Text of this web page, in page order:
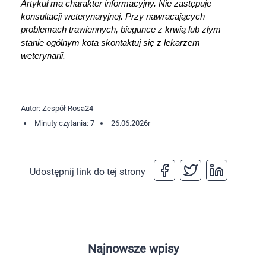
Artykuł ma charakter informacyjny. Nie zastępuje
konsultacji weterynaryjnej. Przy nawracających
problemach trawiennych, biegunce z krwią lub złym
stanie ogólnym kota skontaktuj się z lekarzem
weterynarii.
Autor: Zespół Rosa24
Minuty czytania: 7
26.06.2026r
Udostępnij link do tej strony
Najnowsze wpisy